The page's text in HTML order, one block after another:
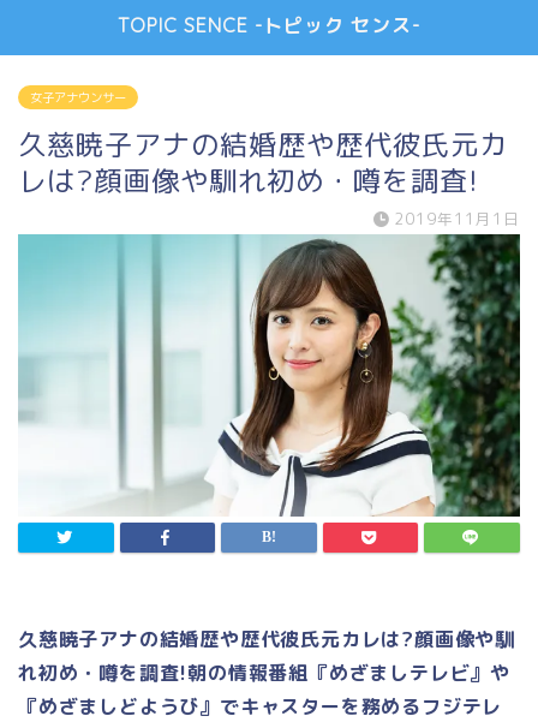
TOPIC SENCE -トピック センス-
女子アナウンサー
久慈暁子アナの結婚歴や歴代彼氏元カ
レは?顔画像や馴れ初め・噂を調査!
2019年11月1日
久慈暁子アナの結婚歴や歴代彼氏元カレは?顔画像や馴
れ初め・噂を調査!朝の情報番組『めざましテレビ』や
『めざましどようび』でキャスターを務めるフジテレ